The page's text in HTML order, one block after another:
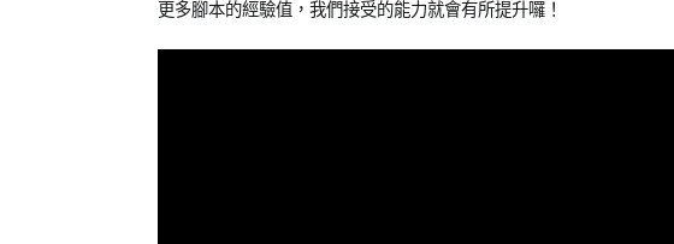
更多腳本的經驗值，我們接受的能力就會有所提升囉！